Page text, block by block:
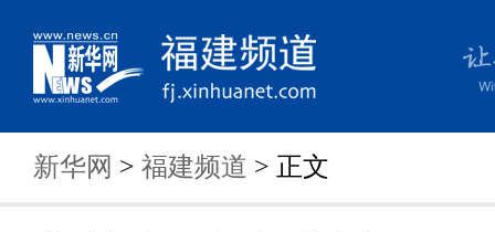
新华网 > 福建频道 > 正文